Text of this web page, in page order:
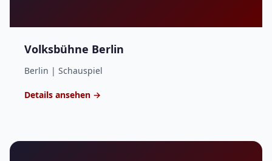
Volksbühne Berlin
Berlin | Schauspiel
Details ansehen →